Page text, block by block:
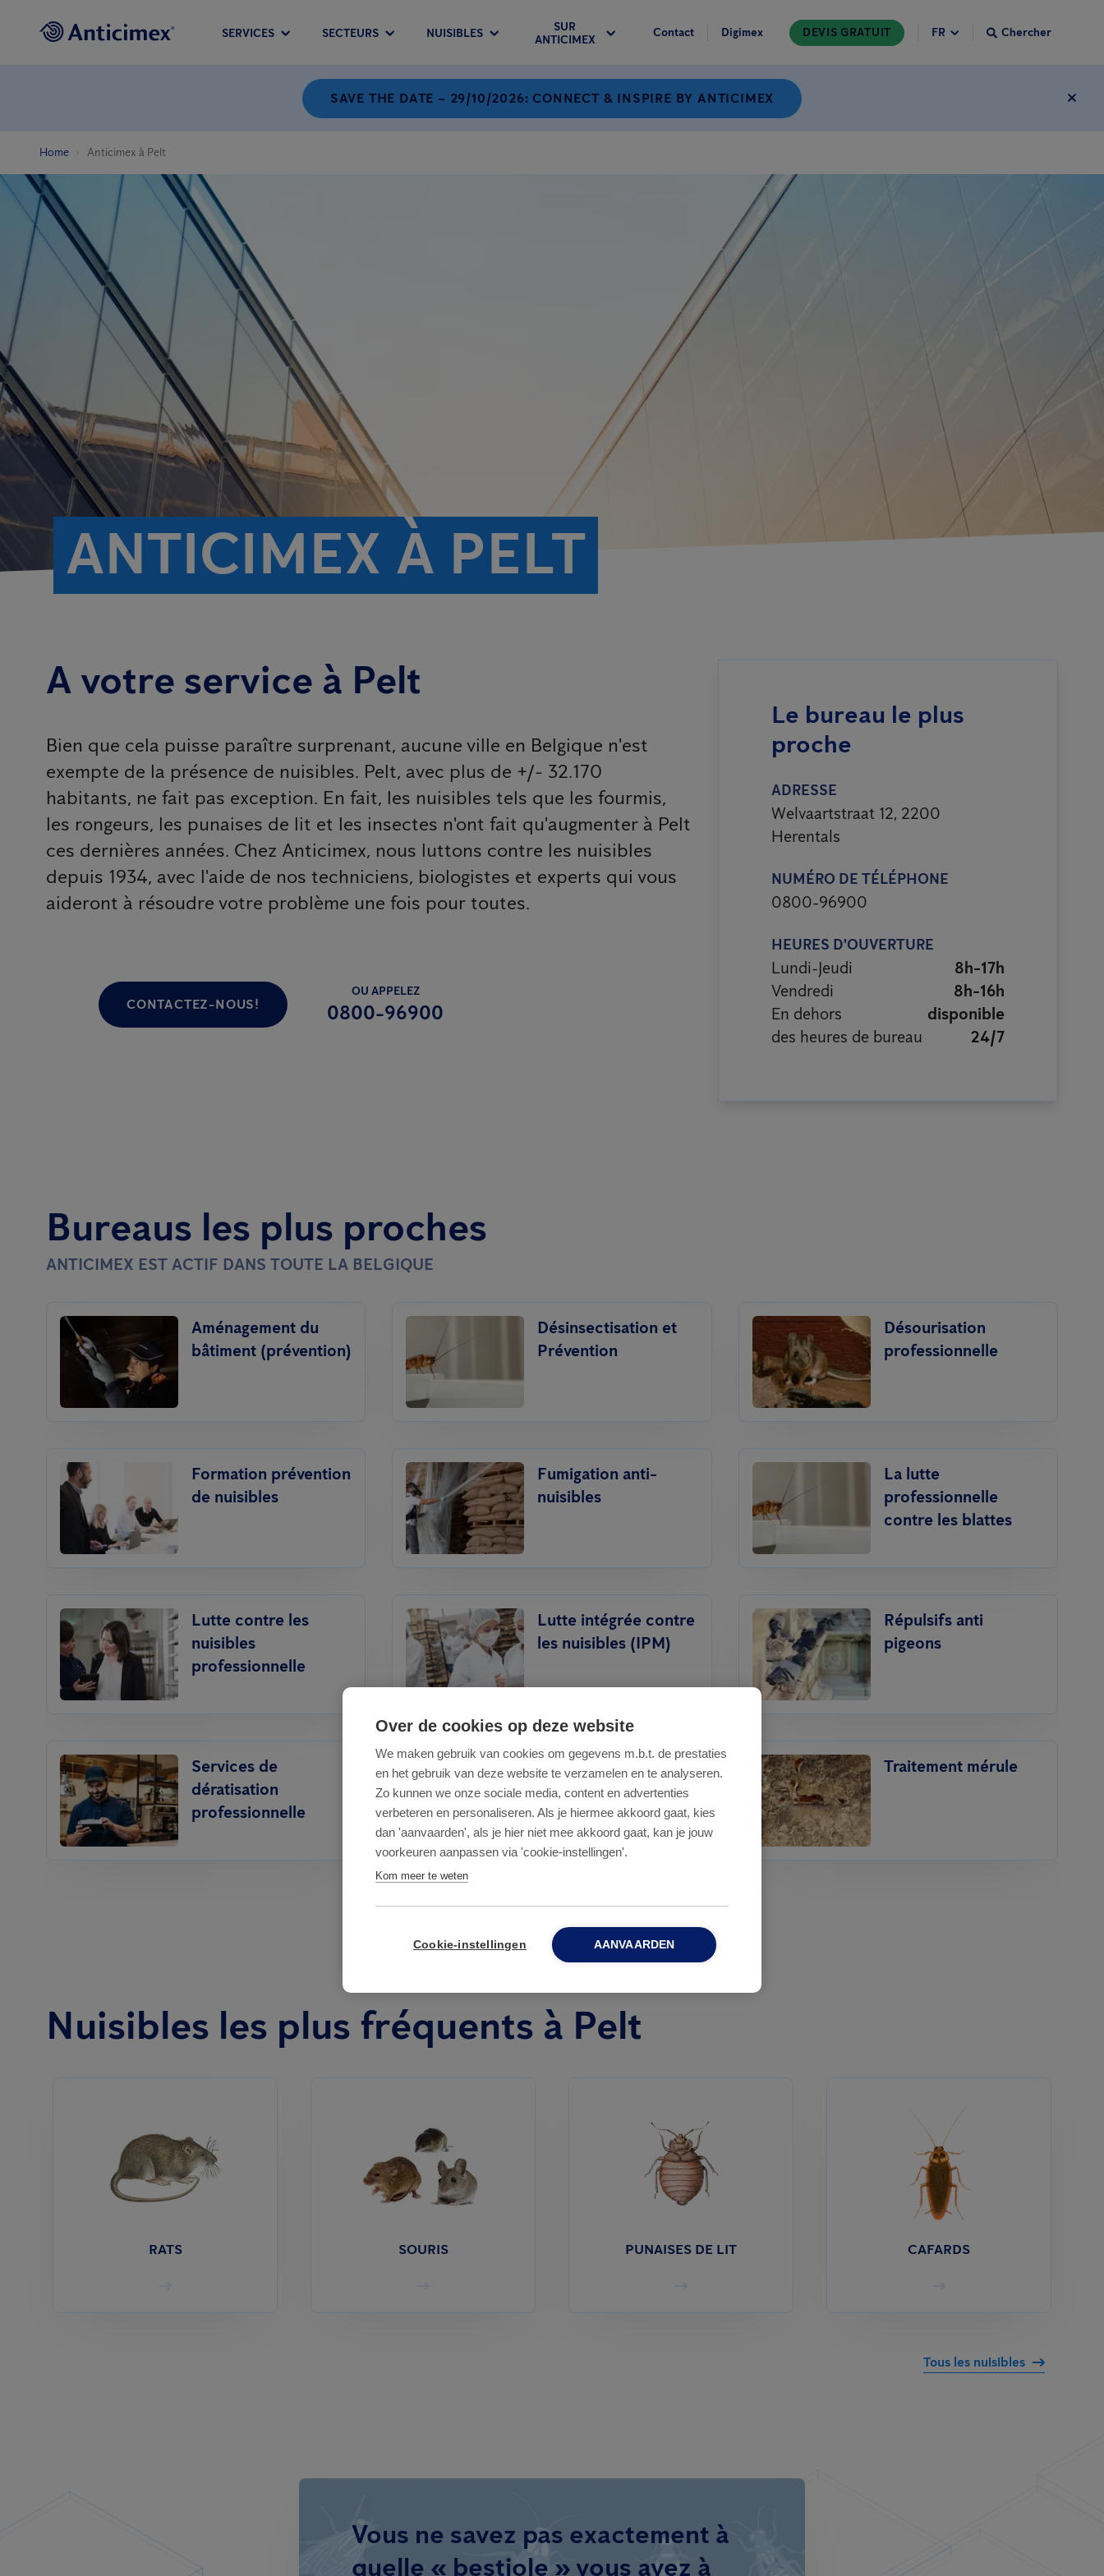
SERVICES SECTEURS NUISIBLES
SUR
ANTICIMEX
Contact Digimex DEVIS GRATUIT Chercher
SAVE THE DATE – 29/10/2026: CONNECT & INSPIRE BY ANTICIMEX
Home Anticimex à Pelt
ANTICIMEX À PELT
A votre service à Pelt
Bien que cela puisse paraître surprenant, aucune ville en Belgique n'est
exempte de la présence de nuisibles. Pelt, avec plus de +/- 32.170
habitants, ne fait pas exception. En fait, les nuisibles tels que les fourmis,
les rongeurs, les punaises de lit et les insectes n'ont fait qu'augmenter à Pelt
ces dernières années. Chez Anticimex, nous luttons contre les nuisibles
depuis 1934, avec l'aide de nos techniciens, biologistes et experts qui vous
aideront à résoudre votre problème une fois pour toutes.
CONTACTEZ-NOUS!
OU APPELEZ
0800-96900
Le bureau le plus
proche
ADRESSE
Welvaartstraat 12, 2200
Herentals
NUMÉRO DE TÉLÉPHONE
0800-96900
HEURES D'OUVERTURE
Lundi-Jeudi
8h-17h
Vendredi
8h-16h
En dehors
disponible
des heures de bureau
24/7
Bureaus les plus proches
ANTICIMEX EST ACTIF DANS TOUTE LA BELGIQUE
Aménagement du
bâtiment (prévention)
Désinsectisation et
Prévention
Désourisation
professionnelle
Formation prévention
de nuisibles
Fumigation anti-
nuisibles
La lutte
professionnelle
contre les blattes
Lutte contre les
nuisibles
professionnelle
Lutte intégrée contre
les nuisibles (IPM)
Répulsifs anti
pigeons
Services de
dératisation
professionnelle
Traitement contre les
punaises de lit
Traitement mérule
Nuisibles les plus fréquents à Pelt
RATS SOURIS PUNAISES DE LIT CAFARDS
Tous les nuisibles
Vous ne savez pas exactement à
quelle « bestiole » vous avez à
Over de cookies op deze website
We maken gebruik van cookies om gegevens m.b.t. de prestaties
en het gebruik van deze website te verzamelen en te analyseren.
Zo kunnen we onze sociale media, content en advertenties
verbeteren en personaliseren. Als je hiermee akkoord gaat, kies
dan 'aanvaarden', als je hier niet mee akkoord gaat, kan je jouw
voorkeuren aanpassen via 'cookie-instellingen'.
Kom meer te weten
Cookie-instellingen AANVAARDEN